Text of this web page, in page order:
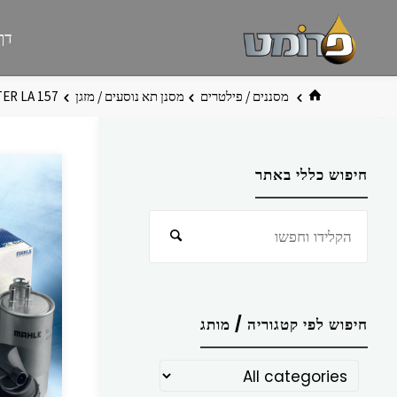
בית מסננים / פילטרים מסנן תא נוסעים / מזגן LA 157
חיפוש כללי באתר
חיפוש
חיפוש לפי קטגוריה / מותג